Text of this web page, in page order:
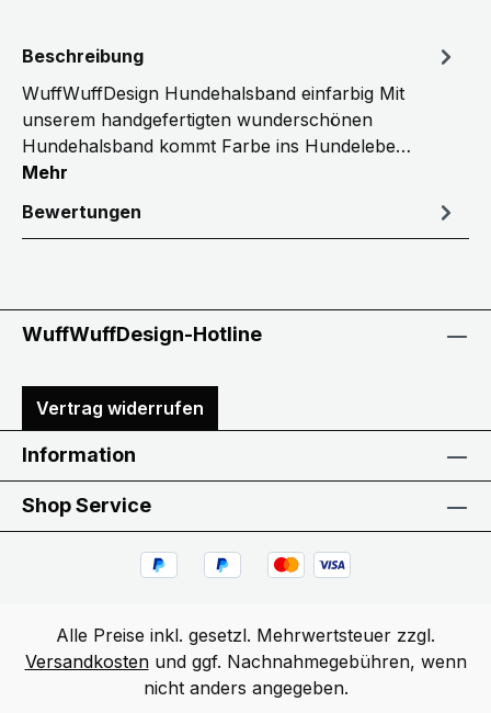
Beschreibung
WuffWuffDesign Hundehalsband einfarbig Mit
unserem handgefertigten wunderschönen
Hundehalsband kommt Farbe ins Hundelebe…
Mehr
Bewertungen
WuffWuffDesign-Hotline
Vertrag widerrufen
Information
Shop Service
Alle Preise inkl. gesetzl. Mehrwertsteuer zzgl.
Versandkostenund ggf. Nachnahmegebühren, wenn
nicht anders angegeben.